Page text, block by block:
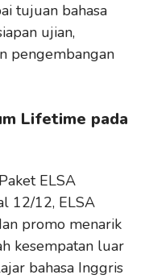
tujuan bahasa
ujian,
pengembangan
Lifetime pada
ELSA
12/12, ELSA
promo menarik
kesempatan luar
bahasa Inggris